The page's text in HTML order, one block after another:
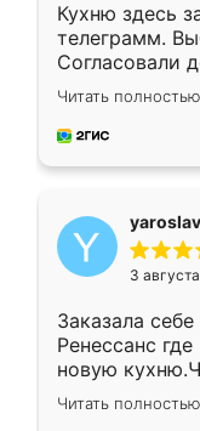
Кухню здесь
телеграмм.
Согласовали
недели кухня
довольны
мебель за
Читать полностью
3
Заказала
Ренессанс
новую
вполне
два года,
Читать полностью